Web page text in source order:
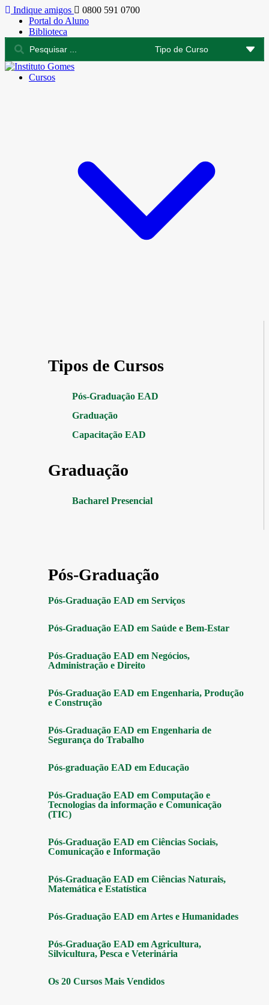
Indique amigos
0800 591 0700
Portal do Aluno
Biblioteca
Cursos
Tipos de Cursos
Pós-Graduação EAD
Graduação
Capacitação EAD
Graduação
Bacharel Presencial
Pós-Graduação
Pós-Graduação EAD em Serviços
Pós-Graduação EAD em Saúde e Bem-Estar
Pós-Graduação EAD em Negócios,
Administração e Direito
Pós-Graduação EAD em Engenharia, Produção
e Construção
Pós-Graduação EAD em Engenharia de
Segurança do Trabalho
Pós-graduação EAD em Educação
Pós-Graduação EAD em Computação e
Tecnologias da informação e Comunicação
(TIC)
Pós-Graduação EAD em Ciências Sociais,
Comunicação e Informação
Pós-Graduação EAD em Ciências Naturais,
Matemática e Estatística
Pós-Graduação EAD em Artes e Humanidades
Pós-Graduação EAD em Agricultura,
Silvicultura, Pesca e Veterinária
Os 20 Cursos Mais Vendidos